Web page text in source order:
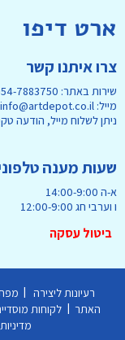
ארט דיפו
צרו איתנו קשר
שירות באתר: 054-7883750
מייל: info@artdepot.co.il
ניתן לשלוח מייל, הודעה
שעות מענה
א-ה 14:00-9:00
ו וערבי חג 12:00-9:00
ביטול עסקה
רעיונות ליצירה |
האתר | לקוחות